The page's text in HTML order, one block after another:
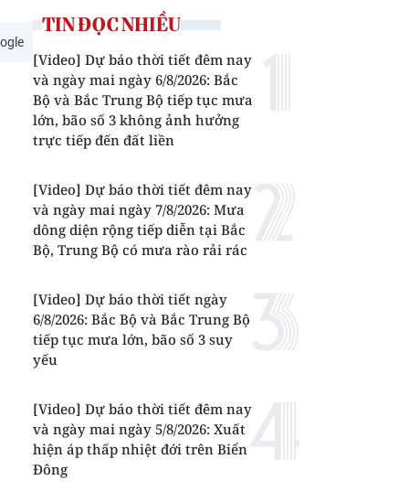
TIN ĐỌC NHIỀU
[Video] Dự báo thời tiết đêm nay
và ngày mai ngày 6/8/2026: Bắc
Bộ và Bắc Trung Bộ tiếp tục mưa
lớn, bão số 3 không ảnh hưởng
trực tiếp đến đất liền
[Video] Dự báo thời tiết đêm nay
và ngày mai ngày 7/8/2026: Mưa
dông diện rộng tiếp diễn tại Bắc
Bộ, Trung Bộ có mưa rào rải rác
[Video] Dự báo thời tiết ngày
6/8/2026: Bắc Bộ và Bắc Trung Bộ
tiếp tục mưa lớn, bão số 3 suy
yếu
[Video] Dự báo thời tiết đêm nay
và ngày mai ngày 5/8/2026: Xuất
hiện áp thấp nhiệt đới trên Biển
Đông